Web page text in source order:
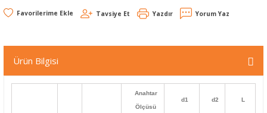
Tavsiye Et Yazdır Yorum Yaz
Ürün Bilgisi
Anahtar
Ölçüsü
d1 d2 L